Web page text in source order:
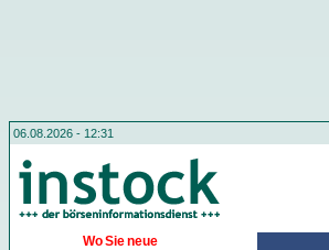
06.08.2026 - 12:31
Wo Sie neue